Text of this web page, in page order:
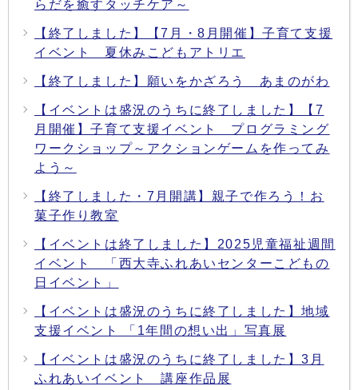
らだを癒すタッチケア～
【終了しました】【7月・8月開催】子育て支援
イベント 夏休みこどもアトリエ
【終了しました】願いをかざろう あまのがわ
【イベントは盛況のうちに終了しました】【7
月開催】子育て支援イベント プログラミング
ワークショップ～アクションゲームを作ってみ
よう～
【終了しました・7月開講】親子で作ろう！お
菓子作り教室
【イベントは終了しました】2025児童福祉週間
イベント 「西大寺ふれあいセンターこどもの
日イベント」
【イベントは盛況のうちに終了しました】地域
支援イベント 「1年間の想い出」写真展
【イベントは盛況のうちに終了しました】3月
ふれあいイベント 講座作品展